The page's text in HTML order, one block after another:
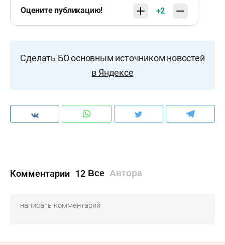
Оцените публикацию! +2
Сделать БО основным источником новостей
в Яндексе
Комментарии 12 Все Автора